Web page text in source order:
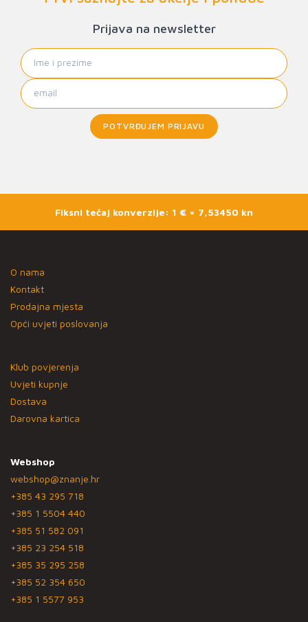
Prijava na newsletter
POTVRĐUJEM PRIJAVU
Fiksni tečaj konverzije: 1 € = 7,53450 kn
O nama
Kontakt
Prodajna mjesta
Opći uvjeti poslovanja
Klub povjerenja
Uvjeti kupnje
Dostava
Darovna kartica
Webshop
webshop@znanje.hr
+385 43 295 718
+385 1 5504 440
+385 51 582 091
+385 23 254 518
+385 35 295 258
+385 52 354 650
+385 1 5577 953